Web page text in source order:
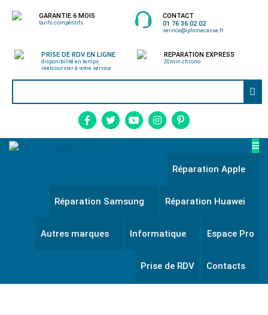
GARANTIE 6 MOIS
tarifs compétitifs
CONTACT
01 76 36 02 02
service@iphonecasse.fr
PRISE DE RDV EN LIGNE
disponibilité en temps
réelcoursier à votre service
REPARATION EXPRESS
20min chrono
Réparation Apple
Réparation Samsung Réparation Huawei
Autres marques Informatique Espace Pro
Prise de RDV Contacts